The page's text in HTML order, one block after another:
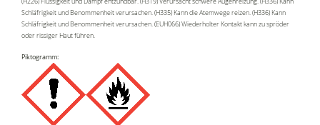
Schläfrigkeit und Benommenheit verursachen. (H335) Kann die Atemwege reizen. (H336) Kann
Schläfrigkeit und Benommenheit verursachen. (EUH066) Wiederholter Kontakt kann zu spröder
oder rissiger Haut führen.
Piktogramm: